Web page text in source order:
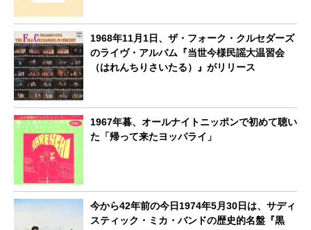
1968年11月1日、ザ・フォーク・クルセダーズ
のライヴ・アルバム『当世今様民謡大温習会
（はれんちりさいたる）』がリリース
1967年暮、オールナイトニッポンで初めて聴い
た「帰って来たヨッパライ」
今から42年前の今日1974年5月30日は、サディ
スティック・ミカ・バンドの歴史的名盤『黒